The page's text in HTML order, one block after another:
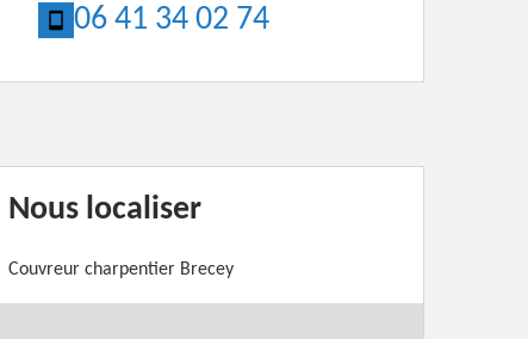
06 41 34 02 74
Nous localiser
Couvreur charpentier Brecey